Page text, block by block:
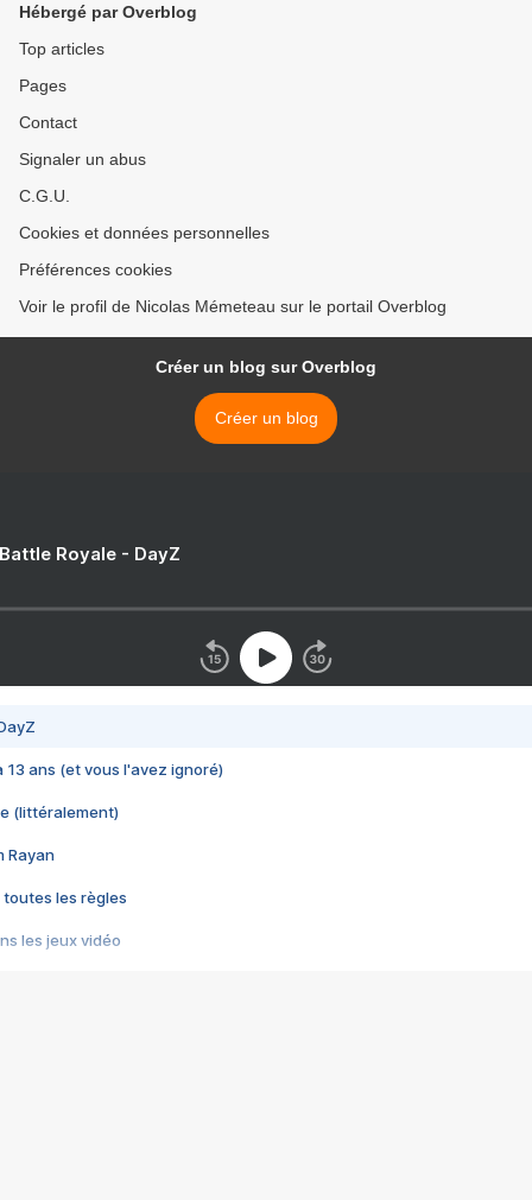
Hébergé par Overblog
Top articles
Pages
Contact
Signaler un abus
C.G.U.
Cookies et données personnelles
Préférences cookies
Voir le profil de Nicolas Mémeteau sur le portail Overblog
Créer un blog sur Overblog
Créer un blog
Royale - DayZ
13 ans (et vous l'avez ignoré)
(littéralement)
Rayan
toutes les règles
les jeux vidéo